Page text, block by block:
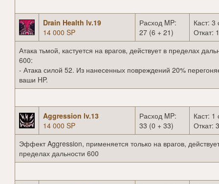
Drain Health lv.19
14 000 SP
Расход MP:
27 (6 + 21)
Каст: 3
Откат:
Атака тьмой, кастуется на врагов, действует в пределах
600:
- Атака силой 52. Из нанесенных повреждений 20%
ваши HP.
Aggression lv.13
14 000 SP
Расход MP:
33 (0 + 33)
Каст: 1
Откат:
Эффект Aggression, применяется только на врагов,
пределах дальности 600